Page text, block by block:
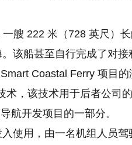
艘 222 米（728 英尺）
该船甚至自行完成了对接
Coastal Ferry 项目
术，该技术用于后者公司
航开发项目的一部分。
使用，由一名机组人员